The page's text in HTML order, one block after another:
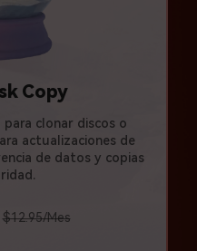
Copy
para clonar discos o
actualizaciones de
de datos y copias
$12.95/Mes